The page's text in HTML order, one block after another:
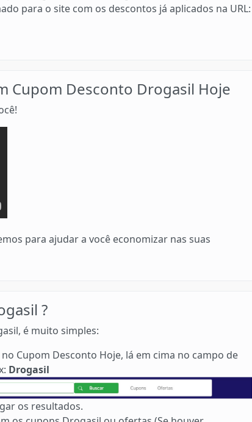
para o site com os descontos já aplicados na URL:
Cupom Desconto Drogasil Hoje
para ajudar a você economizar nas suas
?
é muito simples:
Cupom Desconto Hoje, lá em cima no campo de
Drogasil
os resultados.